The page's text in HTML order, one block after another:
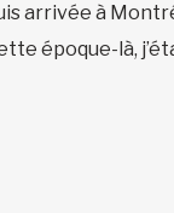
arrivée à
époque-là,